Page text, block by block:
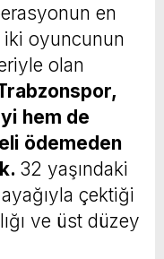
en
iki oyuncunun
olan
hem de
ödemeden
32 yaşındaki
çektiği
ve üst düzey